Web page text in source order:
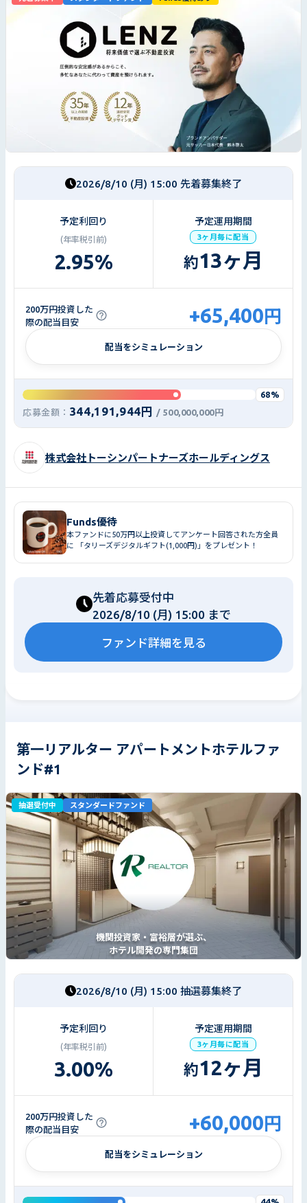
2026/8/10 (月) 15:00 先着募集終了
予定利回り
(年率税引前)
2.95%
予定運用期間
3ヶ月毎に配当
約13ヶ月
200万円投資した
際の配当目安
+65,400 円
配当をシミュレーション
68%
応募金額： 344,191,944円 / 500,000,000円
株式会社トーシンパートナーズホールディングス
Funds優待
本ファンドに50万円以上投資してアンケート回答された方全員
に 「タリーズデジタルギフト(1,000円)」をプレゼント！
先着応募受付中
2026/8/10 (月) 15:00 まで
ファンド詳細を見る
第一リアルター アパートメントホテルファ
ンド#1
抽選受付中 スタンダードファンド
機関投資家・富裕層が選ぶ、
ホテル開発の専門集団
2026/8/10 (月) 15:00 抽選募集終了
予定利回り
(年率税引前)
3.00%
予定運用期間
3ヶ月毎に配当
約12ヶ月
200万円投資した
際の配当目安
+60,000 円
配当をシミュレーション